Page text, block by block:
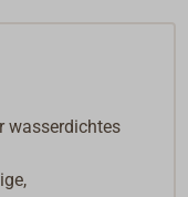
den
die sich unter
lassen.
wasserdichtes